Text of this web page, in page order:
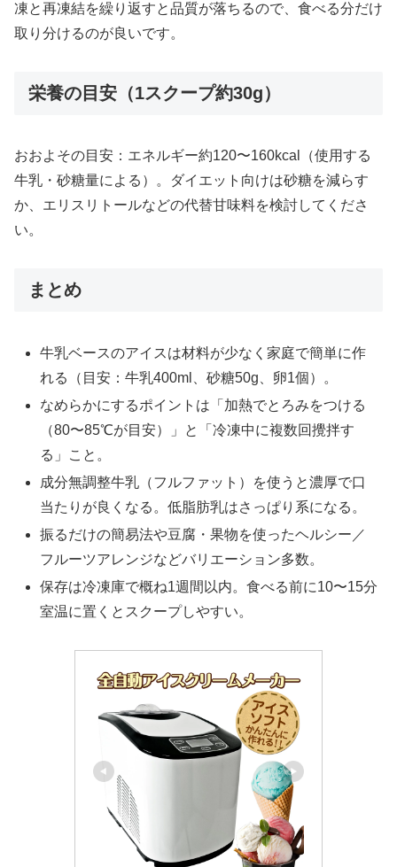
凍と再凍結を繰り返すと品質が落ちるので、食べる分だけ
取り分けるのが良いです。
栄養の目安（1スクープ約30g）
おおよその目安：エネルギー約120〜160kcal（使用する
牛乳・砂糖量による）。ダイエット向けは砂糖を減らす
か、エリスリトールなどの代替甘味料を検討してくださ
い。
まとめ
牛乳ベースのアイスは材料が少なく家庭で簡単に作
れる（目安：牛乳400ml、砂糖50g、卵1個）。
なめらかにするポイントは「加熱でとろみをつける
（80〜85℃が目安）」と「冷凍中に複数回攪拌す
る」こと。
成分無調整牛乳（フルファット）を使うと濃厚で口
当たりが良くなる。低脂肪乳はさっぱり系になる。
振るだけの簡易法や豆腐・果物を使ったヘルシー／
フルーツアレンジなどバリエーション多数。
保存は冷凍庫で概ね1週間以内。食べる前に10〜15分
室温に置くとスクープしやすい。